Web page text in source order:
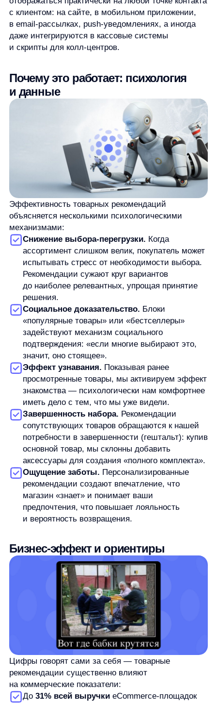
Эффективность товарных рекомендаций
Снижение выбора-перегрузки. Когда
ассортимент слишком велик, покупатель может
испытывать стресс от необходимости выбора.
Рекомендации сужают круг вариантов
до наиболее релевантных, упрощая принятие
Социальное доказательство.Блоки
«популярные товары» или «бестселлеры»
задействуют механизм социального
подтверждения: «если многие выбирают это,
значит, оно стоящее».
Эффект узнавания.Показывая ранее
просмотренные товары, мы активируем эффект
знакомства — психологически нам комфортнее
иметь дело с тем, что мы уже видели.
Завершенность набора.
сопутствующих товаров обращаются к нашей
потребности в завершенности (гештальт): купив
основной товар, мы склонны добавить
аксессуары для создания «полного комплекта».
Ощущение заботы.Персонализированные
рекомендации создают впечатление, что
магазин «знает» и понимает ваши
предпочтения, что повышает лояльность
и вероятность возвращения.
Бизнес-эффект и ориентиры
Цифры говорят сами за себя — товарные
рекомендации существенно влияют
До 31% всей выручки
eCommerce-площадок
может приходиться на товары
из рекомендательных блоков.
Покупатели, взаимодействующие
с рекомендациями, завершают покупкув 4,5
раза чаще,а их средний чекна 10% выше.
Около 35%
продаж Amazon генерируется
56% клиентовчаще возвращаются на сайты,
где используются персонализированные
рекомендации.
45% покупателейс большей вероятностью
совершат покупку на сайте, где есть блоки
рекомендаций.
Эти показатели подтверждают, что
рекомендации — не просто «красивая фишка»,
а инструмент с прямым влиянием на P&L.
Типы рекомендаций: что
показывать